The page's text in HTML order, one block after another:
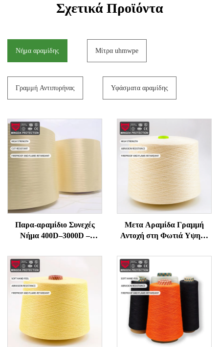
Σχετικά Προϊόντα
Νήμα αραμίδης Μίτρα uhmwpe
Γραμμή Αντιπυρήνας Υφάσματα αραμίδης
Παρα-αραμίδιο Συνεχές
Νήμα 400D–3000D –
Ανθεκτικό σε Φλόγα και
Κοπή για Γάντια, Σχοινιά,
Ραπτικά Προστασίας
Μετα Αραμίδα Γραμμή
Αντοχή στη Φωτιά Υψηλή
Αντιφλεγμονική για Ράπτη
και Πλέξιμο Υψηλής
Δύναμης Τεχνική Γραμμή